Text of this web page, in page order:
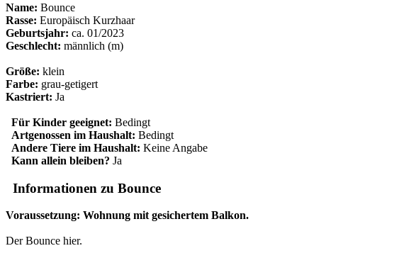
Name: Bounce
Rasse: Europäisch Kurzhaar
Geburtsjahr: ca. 01/2023
Geschlecht: männlich (m)
Größe: klein
Farbe: grau-getigert
Kastriert: Ja
Für Kinder geeignet: Bedingt
Artgenossen im Haushalt: Bedingt
Andere Tiere im Haushalt: Keine Angabe
Kann allein bleiben? Ja
Informationen zu Bounce
Voraussetzung: Wohnung mit gesichertem Balkon.
Der Bounce hier.